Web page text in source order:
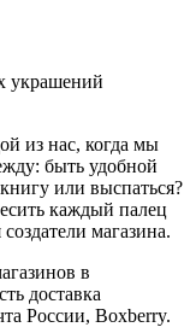
украшений
из нас, когда мы
быть удобной
или выспаться?
каждый палец
магазина.
в
доставка
России, Boxberry.